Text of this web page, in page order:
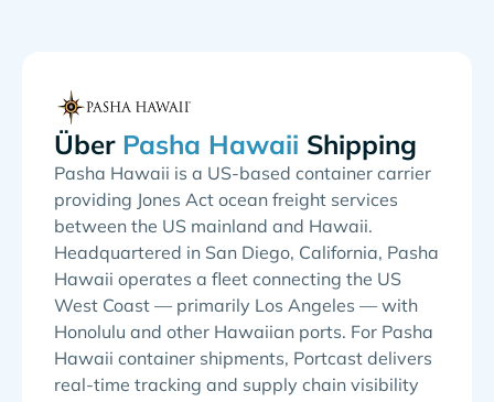
Über Shipping
Pasha Hawaii is a US-based container carrier
providing Jones Act ocean freight services
between the US mainland and Hawaii.
Headquartered in San Diego, California, Pasha
Hawaii operates a fleet connecting the US
West Coast — primarily Los Angeles — with
Honolulu and other Hawaiian ports. For Pasha
Hawaii container shipments, Portcast delivers
real-time tracking and supply chain visibility